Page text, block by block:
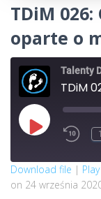
TDiM
oparte o
Talenty
PLAY
EPISODE
Apple Podcasts
SHARE
Download file |
on 24 września